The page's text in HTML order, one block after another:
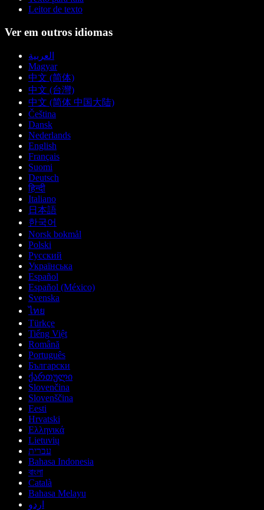
Leitor de texto
Ver em outros idiomas
العربية
Magyar
中文 (简体)
中文 (台灣)
中文 (简体 中国大陆)
Čeština
Dansk
Nederlands
English
Français
Suomi
Deutsch
हिन्दी
Italiano
日本語
한국어
Norsk bokmål
Polski
Русский
Українська
Español
Español (México)
Svenska
ไทย
Türkçe
Tiếng Việt
Română
Português
Български
ქართული
Slovenčina
Slovenščina
Eesti
Hrvatski
Ελληνικά
Lietuvių
עברית
Bahasa Indonesia
বাংলা
Català
Bahasa Melayu
اردو